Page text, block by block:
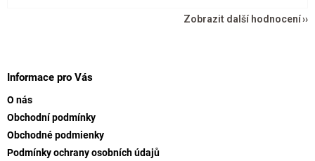
Zobrazit další hodnocení
Informace pro Vás
O nás
Obchodní podmínky
Obchodné podmienky
Podmínky ochrany osobních údajů